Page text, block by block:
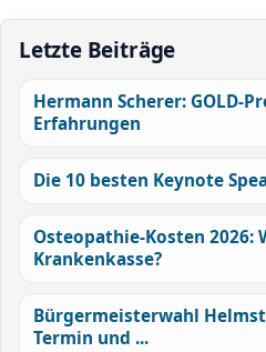
Letzte Beiträge
Hermann Scherer: GOLD-
Erfahrungen
Die 10 besten Keynote
Osteopathie-Kosten 2026:
Krankenkasse?
Bürgermeisterwahl
Termin und ...